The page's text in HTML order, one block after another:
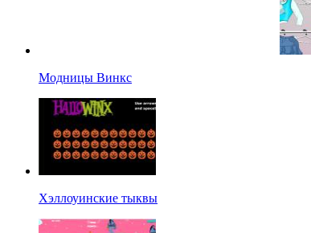
Модницы Винкс
Хэллоуинские тыквы